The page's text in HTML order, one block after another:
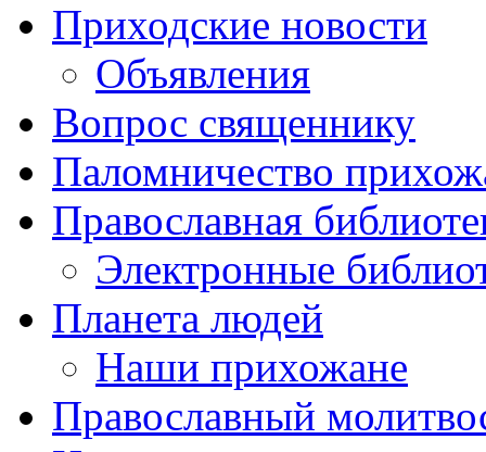
Приходские новости
Объявления
Вопрос священнику
Паломничество
Православная
Электронные
Планета людей
Наши прихожане
Православный